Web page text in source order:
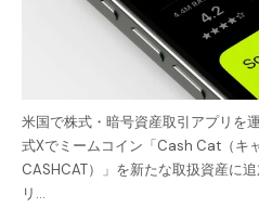
米国で株式・暗号資産取引アプリを
式Xでミームコイン「Cash Cat（キ
CASHCAT）」を新たな取扱資産に
リ…